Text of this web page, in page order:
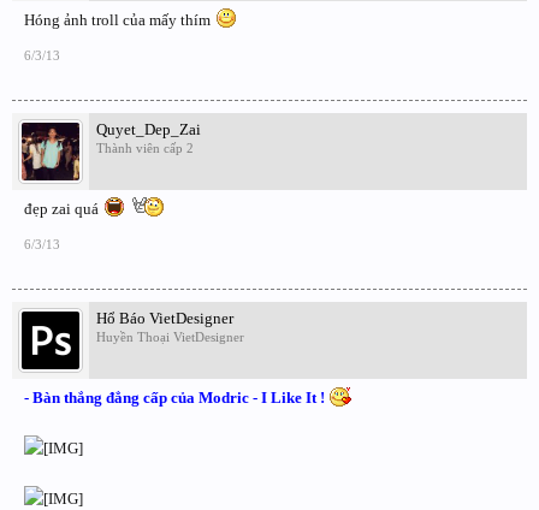
Hóng ảnh troll của mấy thím
6/3/13
Quyet_Dep_Zai
Thành viên cấp 2
đẹp zai quá
6/3/13
Hổ Báo VietDesigner
Huyền Thoại VietDesigner
- Bàn thắng đẳng cấp của Modric - I Like It !